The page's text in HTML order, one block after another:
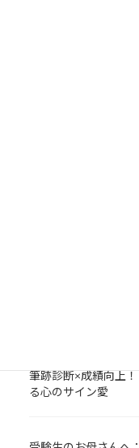
筆跡診断×成績向上
る心のサイン愛